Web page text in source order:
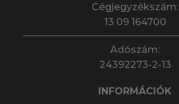
Cégjegyzékszám:
13 09 164700
Adószám:
24392273-2-13
INFORMÁCIÓK